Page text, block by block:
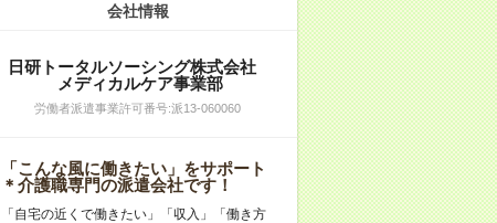
会社情報
日研トータルソーシング株式会社
メディカルケア事業部
労働者派遣事業許可番号:派13-060060
「こんな風に働きたい」をサポート
＊介護職専門の派遣会社です！
「自宅の近くで働きたい」「収入」「働き方